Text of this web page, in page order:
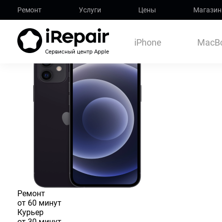
Ремонт Услуги Цены Магазин
Сервисный центр Apple
iPhone
Главная iPhone 12 iPhone 12 Замена
Замена полифонического
Ремонт
от 60 минут
Курьер